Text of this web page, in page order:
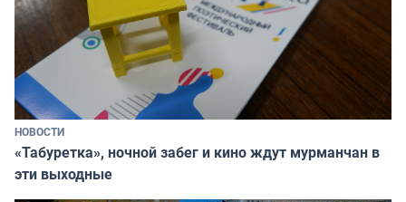
НОВОСТИ
«Табуретка», ночной забег и кино ждут мурманчан в
эти выходные